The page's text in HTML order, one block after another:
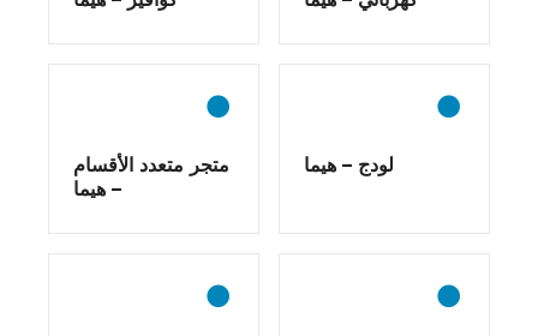
لودج – هيما
متجر متعدد الأقسام
– هيما